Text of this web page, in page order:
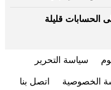
الحسابات قليلة
سياسة التحرير
الخصوصية اتصل بنا